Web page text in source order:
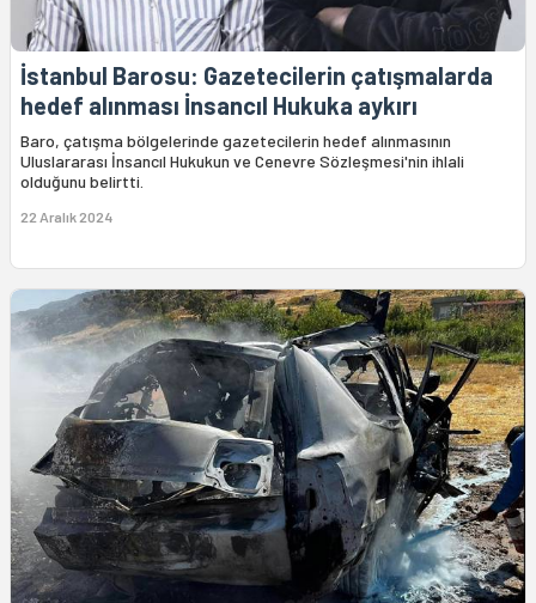
İstanbul Barosu: Gazetecilerin çatışmalarda
hedef alınması İnsancıl Hukuka aykırı
Baro, çatışma bölgelerinde gazetecilerin hedef alınmasının
Uluslararası İnsancıl Hukukun ve Cenevre Sözleşmesi'nin ihlali
olduğunu belirtti.
22 Aralık 2024